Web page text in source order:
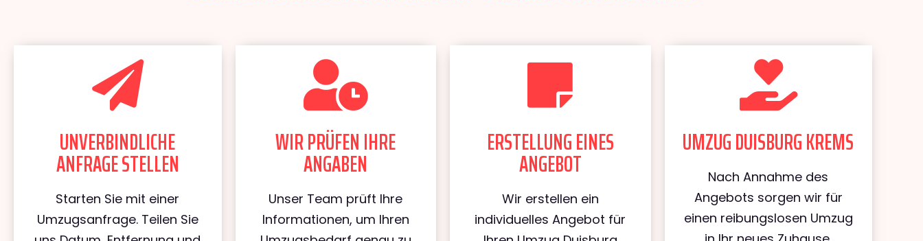
UNVERBINDLICHE
ANFRAGE STELLEN
Starten Sie mit einer
Umzugsanfrage. Teilen Sie
WIR PRÜFEN IHRE
ANGABEN
Unser Team prüft Ihre
Informationen, um Ihren
ERSTELLUNG EINES
ANGEBOT
Wir erstellen ein
individuelles Angebot für
UMZUG DUISBURG KREMS
Nach Annahme des
Angebots sorgen wir für
einen reibungslosen Umzug